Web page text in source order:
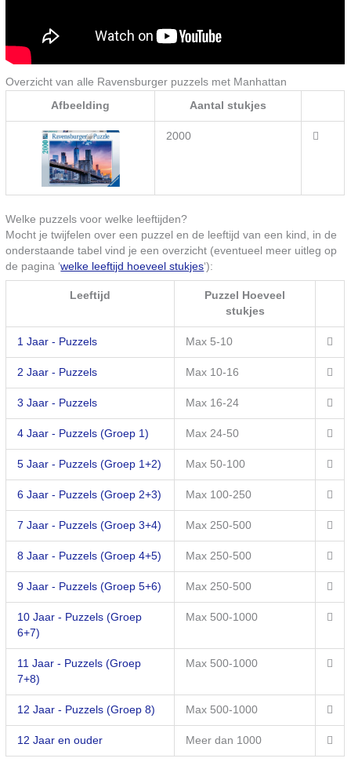
Overzicht van alle Ravensburger puzzels met Manhattan
Afbeelding
Aantal stukjes
2000
Welke puzzels voor welke leeftijden?
Mocht je twijfelen over een puzzel en de leeftijd van een kind, in de
onderstaande tabel vind je een overzicht (eventueel meer uitleg op
de pagina ‘welke leeftijd hoeveel stukjes‘):
Leeftijd
Puzzel Hoeveel
stukjes
1 Jaar - Puzzels Max 5-10
2 Jaar - Puzzels Max 10-16
3 Jaar - Puzzels Max 16-24
4 Jaar - Puzzels (Groep 1) Max 24-50
5 Jaar - Puzzels (Groep 1+2) Max 50-100
6 Jaar - Puzzels (Groep 2+3) Max 100-250
7 Jaar - Puzzels (Groep 3+4) Max 250-500
8 Jaar - Puzzels (Groep 4+5) Max 250-500
9 Jaar - Puzzels (Groep 5+6) Max 250-500
10 Jaar - Puzzels (Groep
6+7)
Max 500-1000
11 Jaar - Puzzels (Groep
7+8)
Max 500-1000
12 Jaar - Puzzels (Groep 8) Max 500-1000
12 Jaar en ouder Meer dan 1000